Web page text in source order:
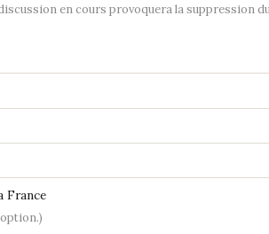
en cours provoquera la suppression
France